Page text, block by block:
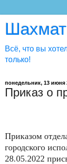
Всё, что вы
только!
понедельник, 13 июня
Приказ о
Приказом
городского
28.05.2022